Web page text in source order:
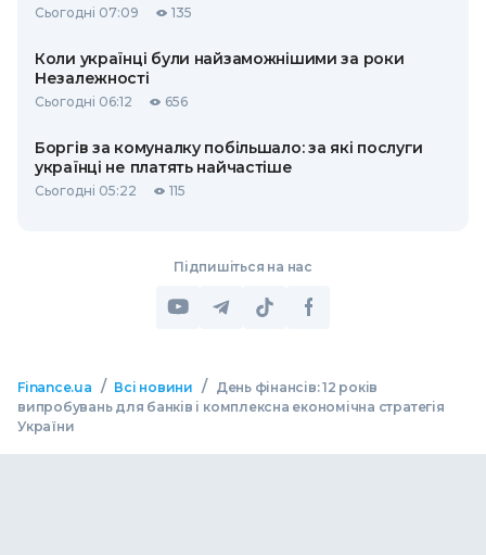
Сьогодні 07:09 135
Коли українці були найзаможнішими за роки
Незалежності
Сьогодні 06:12 656
Боргів за комуналку побільшало: за які послуги
українці не платять найчастіше
Сьогодні 05:22 115
Підпишіться на нас
Finance.ua / Всі новини /
День фінансів: 12 років
випробувань для банків і комплексна економічна стратегія
України